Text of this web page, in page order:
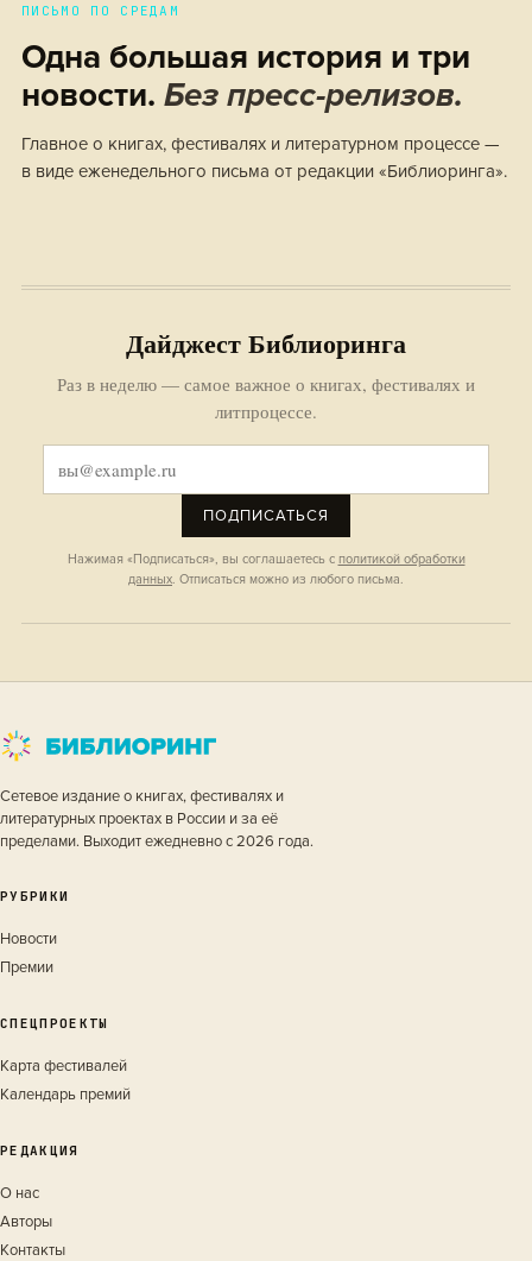
ПИСЬМО ПО СРЕДАМ
Одна большая история и три
новости. Без пресс-релизов.
Главное о книгах, фестивалях и литературном процессе —
в виде еженедельного письма от редакции «Библиоринга».
Дайджест Библиоринга
Раз в неделю — самое важное о книгах, фестивалях и
литпроцессе.
ПОДПИСАТЬСЯ
Нажимая «Подписаться», вы соглашаетесь с политикой обработки
данных. Отписаться можно из любого письма.
Сетевое издание о книгах, фестивалях и
литературных проектах в России и за её
пределами. Выходит ежедневно с 2026 года.
РУБРИКИ
Новости
Премии
СПЕЦПРОЕКТЫ
Карта фестивалей
Календарь премий
РЕДАКЦИЯ
О нас
Авторы
Контакты